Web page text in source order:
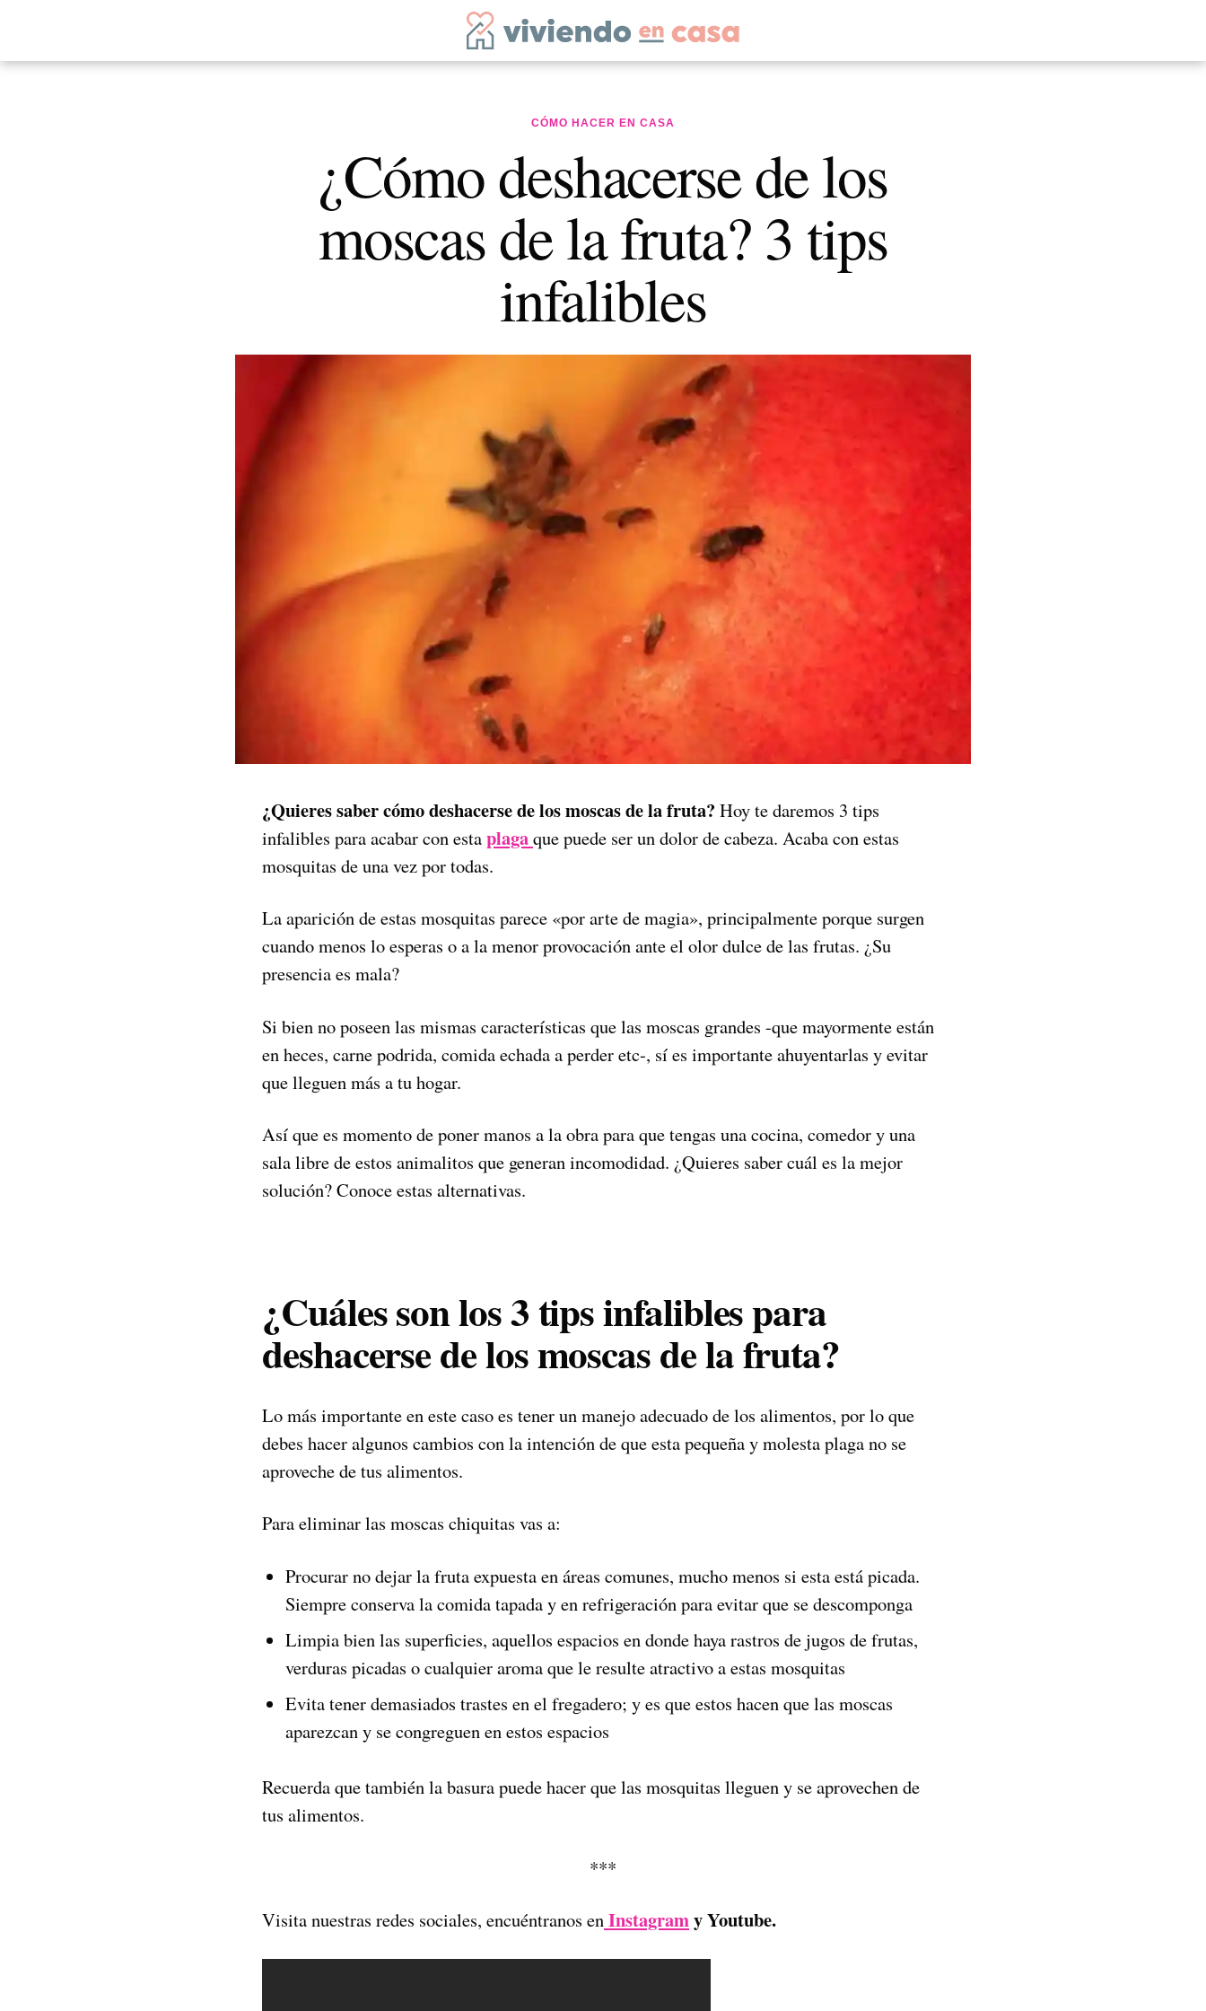
CÓMO HACER EN CASA
¿Cómo deshacerse de los
moscas de la fruta? 3 tips
infalibles
¿Quieres saber cómo deshacerse de los moscas de la fruta? Hoy te daremos 3 tips
infalibles para acabar con estaplagaque puede ser un dolor de cabeza. Acaba con estas
mosquitas de una vez por todas.
La aparición de estas mosquitas parece «por arte de magia», principalmente porque surgen
cuando menos lo esperas o a la menor provocación ante el olor dulce de las frutas. ¿Su
presencia es mala?
Si bien no poseen las mismas características que las moscas grandes -que mayormente están
en heces, carne podrida, comida echada a perder etc-, sí es importante ahuyentarlas y evitar
que lleguen más a tu hogar.
Así que es momento de poner manos a la obra para que tengas una cocina, comedor y una
sala libre de estos animalitos que generan incomodidad. ¿Quieres saber cuál es la mejor
solución? Conoce estas alternativas.
¿Cuáles son los 3 tips infalibles para
deshacerse de los moscas de la fruta?
Lo más importante en este caso es tener un manejo adecuado de los alimentos, por lo que
debes hacer algunos cambios con la intención de que esta pequeña y molesta plaga no se
aproveche de tus alimentos.
Para eliminar las moscas chiquitas vas a:
Procurar no dejar la fruta expuesta en áreas comunes, mucho menos si esta está picada.
Siempre conserva la comida tapada y en refrigeración para evitar que se descomponga
Limpia bien las superficies, aquellos espacios en donde haya rastros de jugos de frutas,
verduras picadas o cualquier aroma que le resulte atractivo a estas mosquitas
Evita tener demasiados trastes en el fregadero; y es que estos hacen que las moscas
aparezcan y se congreguen en estos espacios
Recuerda que también la basura puede hacer que las mosquitas lleguen y se aprovechen de
tus alimentos.
***
Visita nuestras redes sociales, encuéntranos enInstagramy Youtube.